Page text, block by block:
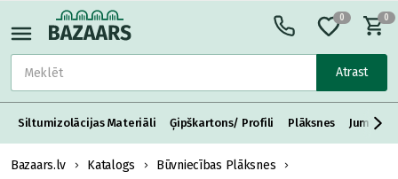
Atrast
0 0
Siltumizolācijas Materiāli Ģipškartons/ Profili Plāksnes Jumta
Bazaars.lv Katalogs
Būvniecības Plāksnes